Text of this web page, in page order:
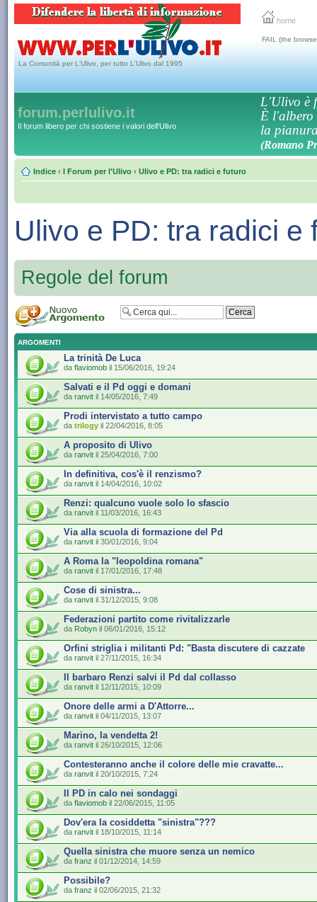
home
La Comunità per L'Ulivo, per tutto L'Ulivo dal 1995
FAIL (the
forum.perlulivo.it
Il forum libero per chi sostiene i valori dell'Ulivo
L'Ulivo è
È l'albero
la
(Romano
Indice ‹ I Forum per l'Ulivo ‹ Ulivo e PD: tra radici e futuro
Ulivo e PD: tra radici e
Regole del forum
ARGOMENTI
La trinità De Luca
da flaviomob il 15/06/2016, 19:24
Salvati e il Pd oggi e domani
da ranvit il 14/05/2016, 7:49
Prodi intervistato a tutto campo
da trilogy il 22/04/2016, 8:05
A proposito di Ulivo
da ranvit il 25/04/2016, 7:00
In definitiva, cos'è il renzismo?
da ranvit il 14/04/2016, 10:02
Renzi: qualcuno vuole solo lo sfascio
da ranvit il 11/03/2016, 16:43
Via alla scuola di formazione del Pd
da ranvit il 30/01/2016, 9:04
A Roma la "leopoldina romana"
da ranvit il 17/01/2016, 17:48
Cose di sinistra...
da ranvit il 31/12/2015, 9:08
Federazioni partito come rivitalizzarle
da Robyn il 06/01/2016, 15:12
Orfini striglia i militanti Pd: "Basta discutere di cazzate
da ranvit il 27/11/2015, 16:34
Il barbaro Renzi salvi il Pd dal collasso
da ranvit il 12/11/2015, 10:09
Onore delle armi a D'Attorre...
da ranvit il 04/11/2015, 13:07
Marino, la vendetta 2!
da ranvit il 26/10/2015, 12:06
Contesteranno anche il colore delle mie cravatte...
da ranvit il 20/10/2015, 7:24
Il PD in calo nei sondaggi
da flaviomob il 22/06/2015, 11:05
Dov'era la cosiddetta "sinistra"???
da ranvit il 18/10/2015, 11:14
Quella sinistra che muore senza un nemico
da franz il 01/12/2014, 14:59
Possibile?
da franz il 02/06/2015, 21:32